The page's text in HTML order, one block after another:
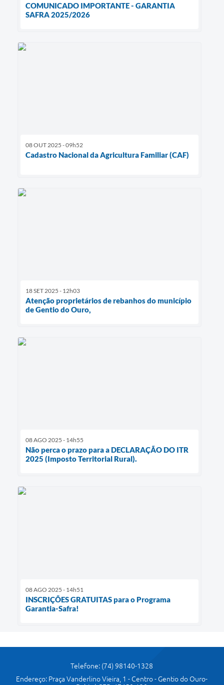
COMUNICADO IMPORTANTE - GARANTIA
SAFRA 2025/2026
08 OUT 2025 - 09h52
Cadastro Nacional da Agricultura Familiar (CAF)
18 SET 2025 - 12h03
Atenção proprietários de rebanhos do município
de Gentio do Ouro,
08 AGO 2025 - 14h55
Não perca o prazo para a DECLARAÇÃO DO ITR
2025 (Imposto Territorial Rural).
08 AGO 2025 - 14h51
INSCRIÇÕES GRATUITAS para o Programa
Garantia-Safra!
Telefone: (74) 98140-1328
Endereço: Praça Vanderlino Vieira, 1 - Centro - Gentio do Ouro-